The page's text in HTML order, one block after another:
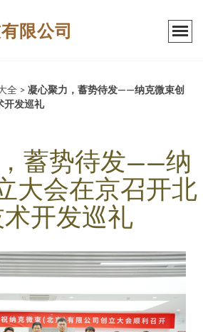
限公司
全 > 凝心聚力，蓄势待发——纳克微束创
开发巡礼
蓄势待发——纳
大会在京召开北
开发巡礼